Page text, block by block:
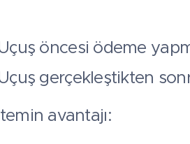
öncesi ödeme
gerçekleştikten
avantajı: